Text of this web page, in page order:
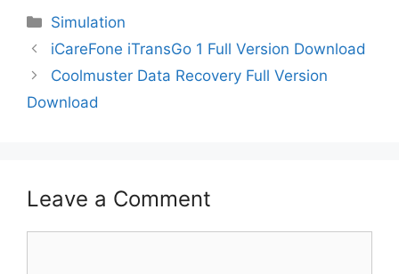
Categories
Simulation
iCareFone iTransGo 1 Full Version Download
Coolmuster Data Recovery Full Version
Download
Leave a Comment